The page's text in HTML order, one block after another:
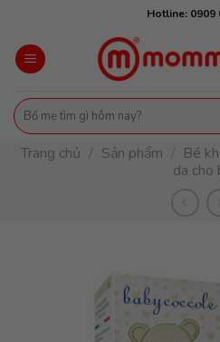
content
Hotline: 0909
Tìm
kiếm:
Trang chủ / Sản phẩm / Bé
da cho